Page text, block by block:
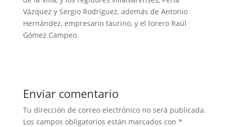
Vázquez y Sergio Rodríguez, además de Antonio
Hernández, empresario taurino, y el torero Raúl
Gómez Campeo.
Enviar comentario
Tu dirección de correo electrónico no será publicada.
Los campos obligatorios están marcados con *